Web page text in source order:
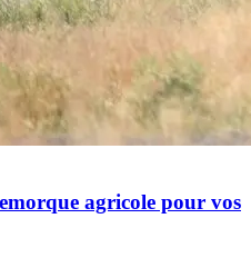
agricole pour vos